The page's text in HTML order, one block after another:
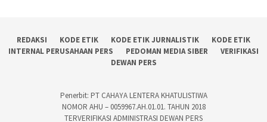
REDAKSI KODE ETIK KODE ETIK JURNALISTIK
KODE ETIK
INTERNAL PERUSAHAAN PERS
PEDOMAN MEDIA SIBER
VERIFIKASI
DEWAN PERS
Penerbit: PT CAHAYA LENTERA KHATULISTIWA
NOMOR AHU – 0059967.AH.01.01. TAHUN 2018
TERVERIFIKASI ADMINISTRASI DEWAN PERS